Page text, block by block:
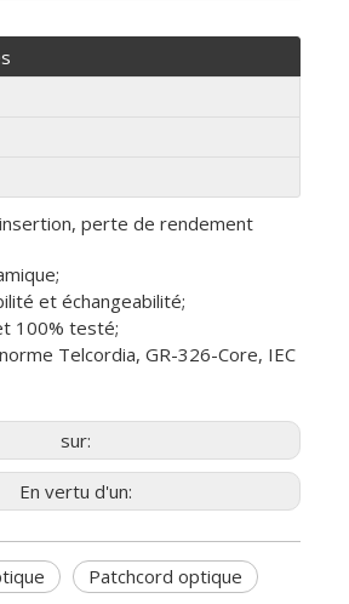
perte de rendement
et échangeabilité;
100% testé;
Telcordia, GR-326-Core, IEC
sur:
En vertu d'un:
Patchcord optique